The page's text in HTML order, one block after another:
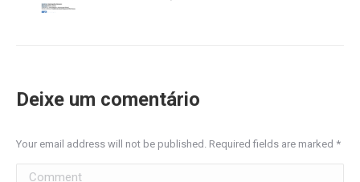
Deixe um comentário
Your email address will not be published. Required fields are marked *
Comment